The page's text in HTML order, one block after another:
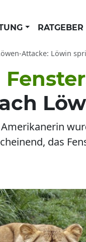
RATGEBER
Attacke: Löwin
das